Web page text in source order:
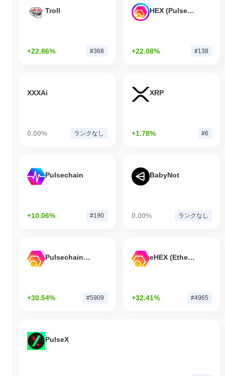
Troll
+22.86% #368
HEX (Pulsechain)
+22.08% #138
XXXAi
0.00% ランクなし
XRP
+1.78% #6
Pulsechain
+10.06% #190
BabyNot
0.00% ランクなし
Pulsechain Bridged HEX (Pulsechain)
+30.54% #5909
eHEX (Ethereum)
+32.41% #4965
PulseX